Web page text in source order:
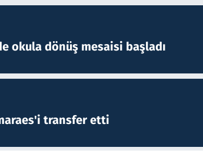
okula dönüş mesaisi başladı
transfer etti